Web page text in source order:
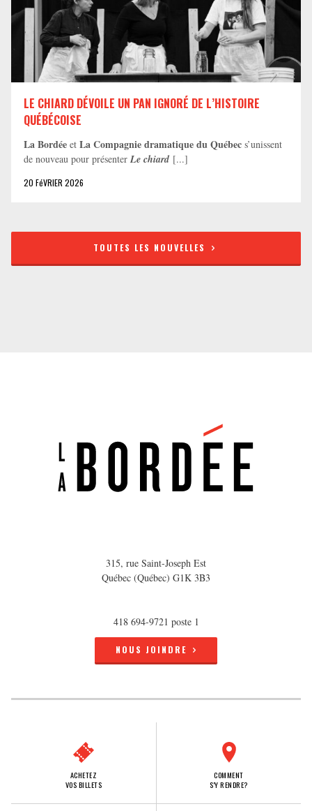
LE CHIARD DÉVOILE UN PAN IGNORÉ DE L’HISTOIRE
QUÉBÉCOISE
La Bordée et La Compagnie dramatique du Québec s’unissent
de nouveau pour présenter Le chiard [...]
20 FéVRIER 2026
TOUTES LES NOUVELLES
315, rue Saint-Joseph Est
Québec (Québec) G1K 3B3
418 694-9721 poste 1
NOUS JOINDRE
ACHETEZ
VOS BILLETS
COMMENT
S'Y RENDRE?